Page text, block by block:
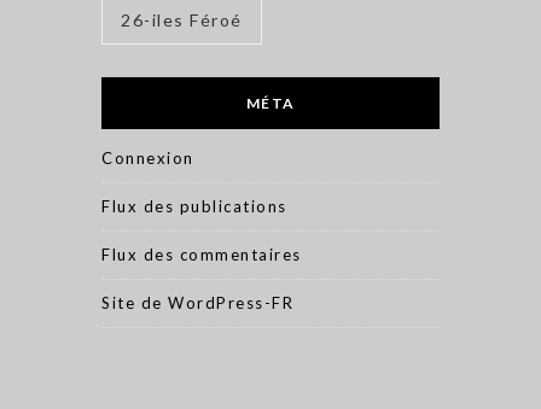
26-iles Féroé
MÉTA
Connexion
Flux des publications
Flux des commentaires
Site de WordPress-FR